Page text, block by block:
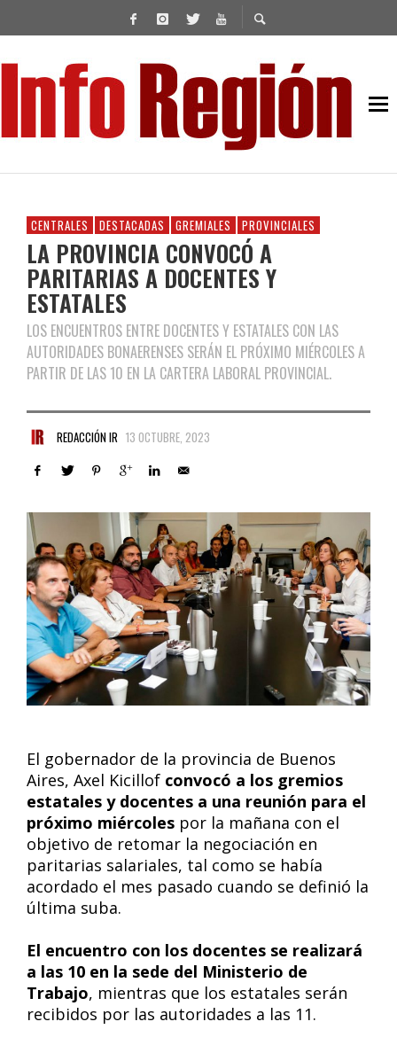
CENTRALES DESTACADAS GREMIALES PROVINCIALES
LA PROVINCIA CONVOCÓ A
PARITARIAS A DOCENTES Y
ESTATALES
LOS ENCUENTROS ENTRE DOCENTES Y ESTATALES CON LAS
AUTORIDADES BONAERENSES SERÁN EL PRÓXIMO MIÉRCOLES A
PARTIR DE LAS 10 EN LA CARTERA LABORAL PROVINCIAL.
REDACCIÓN IR 13 OCTUBRE, 2023
El gobernador de la provincia de Buenos
Aires, Axel Kicillof convocó a los gremios
estatales y docentes a una reunión para el
próximo miércoles por la mañana con el
objetivo de retomar la negociación en
paritarias salariales, tal como se había
acordado el mes pasado cuando se definió la
última suba.
El encuentro con los docentes se realizará
a las 10 en la sede del Ministerio de
Trabajo, mientras que los estatales serán
recibidos por las autoridades a las 11.